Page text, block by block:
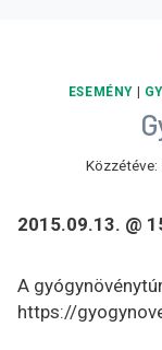
ESEMÉNY|
Közzétéve:
2015.09.13. @
A
https://